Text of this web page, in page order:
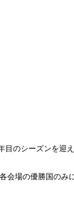
目のシーズンを迎
場の優勝国のみ